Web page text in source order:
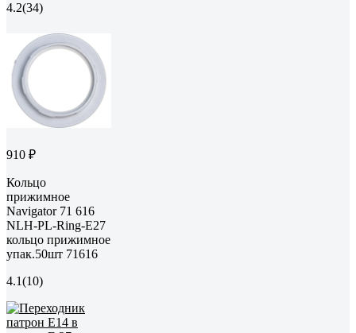
4.2(34)
910 ₽
Кольцо
прижимное
Navigator 71 616
NLH-PL-Ring-E27
кольцо прижимное
упак.50шт 71616
4.1(10)